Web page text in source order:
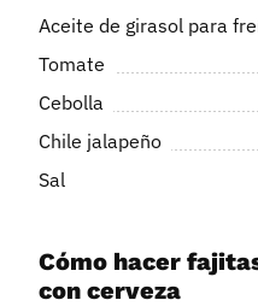
Aceite de girasol para
Tomate
Cebolla
Chile jalapeño
Sal
Cómo hacer
con cerveza